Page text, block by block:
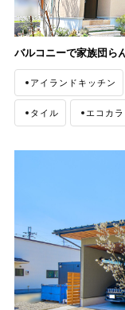
バルコニーで家族団ら
アイランドキッチン
タイル エコカラ